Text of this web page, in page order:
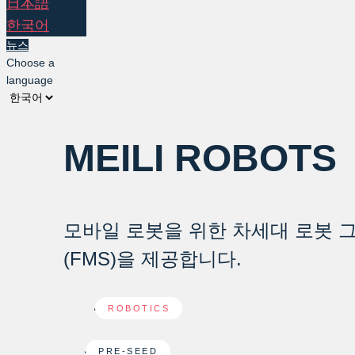
日本語
한국어
뉴스
Choose a
language
MEILI ROBOTS
모바일 로봇을 위한 차세대 로봇
(FMS)을 제공합니다.
ROBOTICS
PRE-SEED